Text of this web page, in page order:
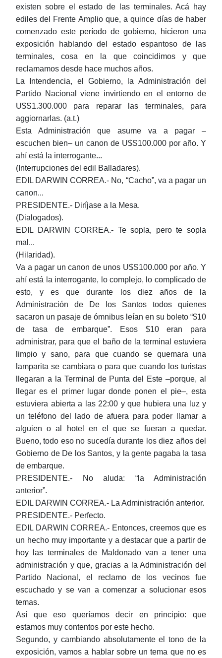
existen sobre el estado de las terminales. Acá hay
ediles del Frente Amplio que, a quince días de haber
comenzado este período de gobierno, hicieron una
exposición hablando del estado espantoso de las
terminales, cosa en la que coincidimos y que
reclamamos desde hace muchos años.
La Intendencia, el Gobierno, la Administración del
Partido Nacional viene invirtiendo en el entorno de
U$S1.300.000 para reparar las terminales, para
aggiornarlas. (a.t.)
Esta Administración que asume va a pagar ‒
escuchen bien‒ un canon de U$S100.000 por año. Y
ahí está la interrogante...
(Interrupciones del edil Balladares).
EDIL DARWIN CORREA.- No, “Cacho”, va a pagar un
canon...
PRESIDENTE.- Diríjase a la Mesa.
(Dialogados).
EDIL DARWIN CORREA.- Te sopla, pero te sopla
mal...
(Hilaridad).
Va a pagar un canon de unos U$S100.000 por año. Y
ahí está la interrogante, lo complejo, lo complicado de
esto, y es que durante los diez años de la
Administración de De los Santos todos quienes
sacaron un pasaje de ómnibus leían en su boleto “$10
de tasa de embarque”. Esos $10 eran para
administrar, para que el baño de la terminal estuviera
limpio y sano, para que cuando se quemara una
lamparita se cambiara o para que cuando los turistas
llegaran a la Terminal de Punta del Este ‒porque, al
llegar es el primer lugar donde ponen el pie‒, esta
estuviera abierta a las 22:00 y que hubiera una luz y
un teléfono del lado de afuera para poder llamar a
alguien o al hotel en el que se fueran a quedar.
Bueno, todo eso no sucedía durante los diez años del
Gobierno de De los Santos, y la gente pagaba la tasa
de embarque.
PRESIDENTE.- No aluda: “la Administración
anterior”.
EDIL DARWIN CORREA.- La Administración anterior.
PRESIDENTE.- Perfecto.
EDIL DARWIN CORREA.- Entonces, creemos que es
un hecho muy importante y a destacar que a partir de
hoy las terminales de Maldonado van a tener una
administración y que, gracias a la Administración del
Partido Nacional, el reclamo de los vecinos fue
escuchado y se van a comenzar a solucionar esos
temas.
Así que eso queríamos decir en principio: que
estamos muy contentos por este hecho.
Segundo, y cambiando absolutamente el tono de la
exposición, vamos a hablar sobre un tema que no es